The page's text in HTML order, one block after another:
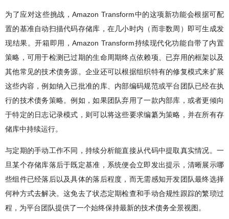
为了应对这些挑战，Amazon Transform中的这项新功能会根据可配
置的基准自动扫描代码存储库，在几小时内（而非数周）即可生成发
现结果。开箱即用，Amazon Transform持续现代化功能自带了内置
策略，可用于检测已过期的生命周期终点依赖项、已弃用的框架以及
其他常见的技术债务源。企业还可以根据组织特有的修复模式来扩展
这些内容，例如纳入已批准的库、内部编码规范或平台团队已经在执
行的技术债务策略。例如，如果团队弃用了一款内部库，或者更倾向
于特定的日志记录模式，则可以将这些要求编纂为策略，并在所有存
储库中持续运行。
与定期的手动工作不同，持续分析能直接从代码中提取真实情况。一
旦某个存储库落后于既定基准，系统便会立即发出提示，清晰展示哪
些组件已经落后以及具体的落后程度，而无需感知开发团队最终选择
何种方式去解决。这免去了状态定期检查和手动合规性跟踪的繁琐过
程，为平台团队提供了一个始终保持最新的技术债务全景视图。